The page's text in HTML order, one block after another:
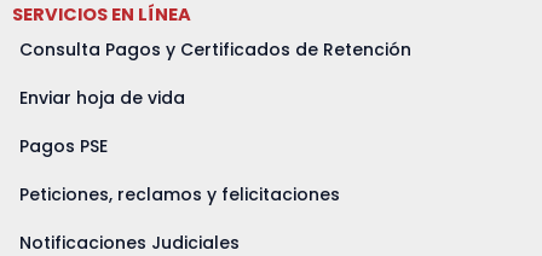
SERVICIOS EN LÍNEA
Consulta Pagos y Certificados de Retención
Enviar hoja de vida
Pagos PSE
Peticiones, reclamos y felicitaciones
Notificaciones Judiciales